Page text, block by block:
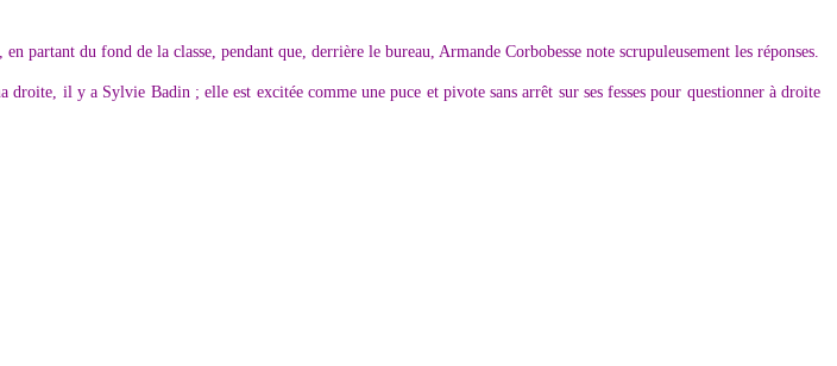
partant du fond de la classe, pendant que, derrière le bureau, Armande Corbobesse note scrupuleusement les réponses.
il y a Sylvie Badin ; elle est excitée comme une puce et pivote sans arrêt sur ses fesses pour questionner à droite